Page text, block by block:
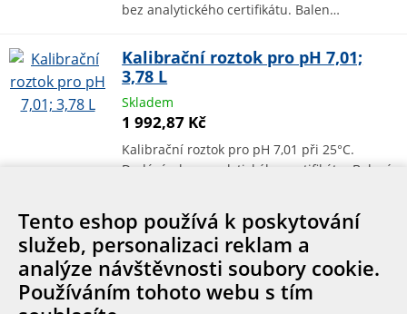
Tento eshop používá k poskytování
služeb, personalizaci reklam a
analýze návštěvnosti soubory cookie.
Používáním tohoto webu s tím
bez analytického certifikátu. Balen…
Kalibrační roztok pro pH 7,01;
3,78 L
Skladem
1 992,87 Kč
Kalibrační roztok pro pH 7,01 při 25°C.
Dodáván bez analytického certifikátu. Balení:
Cookies